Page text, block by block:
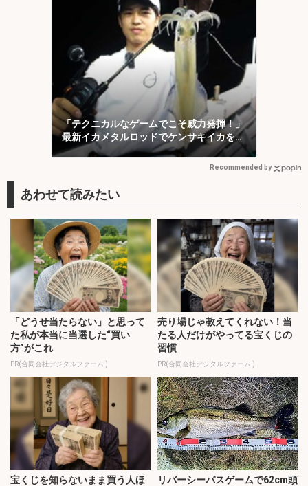
「テクニカルなゲームでこそ威力発揮！」
最新イカメタルロッドでケンサキイカを攻
略【福井】
Recommended by
「どうせ当たらない」と思って
た私が本当に当選した“買い
方”がこれ
PR(合同会社デジタルファーム )
売り場じゃ教えてくれない！当
たる人だけがやってる宝くじの
習慣
PR(合同会社デジタルファーム )
宝くじを知らないまま買う人ほ
リバーシーバスゲームで62cm頭